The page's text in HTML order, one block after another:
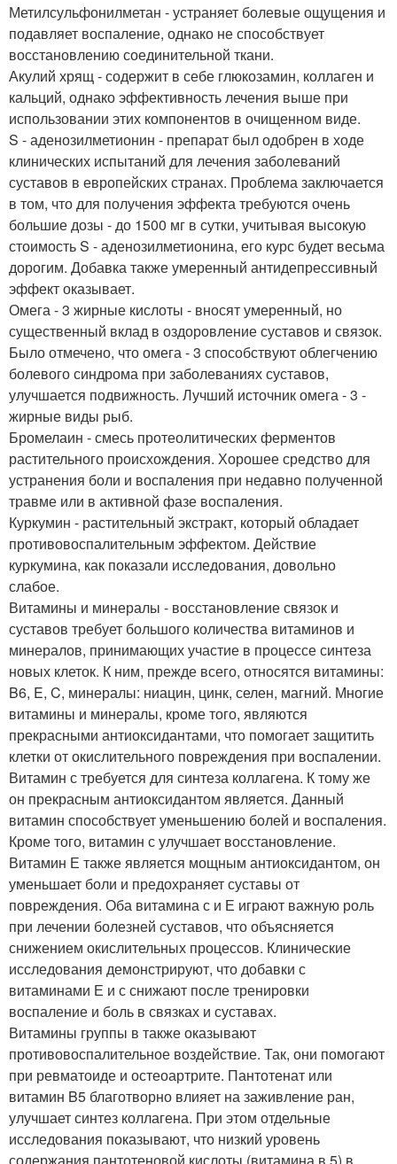
Метилсульфонилметан - устраняет болевые ощущения и
подавляет воспаление, однако не способствует
восстановлению соединительной ткани.
Акулий хрящ - содержит в себе глюкозамин, коллаген и
кальций, однако эффективность лечения выше при
использовании этих компонентов в очищенном виде.
S - аденозилметионин - препарат был одобрен в ходе
клинических испытаний для лечения заболеваний
суставов в европейских странах. Проблема заключается
в том, что для получения эффекта требуются очень
большие дозы - до 1500 мг в сутки, учитывая высокую
стоимость S - аденозилметионина, его курс будет весьма
дорогим. Добавка также умеренный антидепрессивный
эффект оказывает.
Омега - 3 жирные кислоты - вносят умеренный, но
существенный вклад в оздоровление суставов и связок.
Было отмечено, что омега - 3 способствуют облегчению
болевого синдрома при заболеваниях суставов,
улучшается подвижность. Лучший источник омега - 3 -
жирные виды рыб.
Бромелаин - смесь протеолитических ферментов
растительного происхождения. Хорошее средство для
устранения боли и воспаления при недавно полученной
травме или в активной фазе воспаления.
Куркумин - растительный экстракт, который обладает
противовоспалительным эффектом. Действие
куркумина, как показали исследования, довольно
слабое.
Витамины и минералы - восстановление связок и
суставов требует большого количества витаминов и
минералов, принимающих участие в процессе синтеза
новых клеток. К ним, прежде всего, относятся витамины:
B6, E, C, минералы: ниацин, цинк, селен, магний. Многие
витамины и минералы, кроме того, являются
прекрасными антиоксидантами, что помогает защитить
клетки от окислительного повреждения при воспалении.
Витамин с требуется для синтеза коллагена. К тому же
он прекрасным антиоксидантом является. Данный
витамин способствует уменьшению болей и воспаления.
Кроме того, витамин с улучшает восстановление.
Витамин Е также является мощным антиоксидантом, он
уменьшает боли и предохраняет суставы от
повреждения. Оба витамина с и Е играют важную роль
при лечении болезней суставов, что объясняется
снижением окислительных процессов. Клинические
исследования демонстрируют, что добавки с
витаминами Е и с снижают после тренировки
воспаление и боль в связках и суставах.
Витамины группы в также оказывают
противовоспалительное воздействие. Так, они помогают
при ревматоиде и остеоартрите. Пантотенат или
витамин B5 благотворно влияет на заживление ран,
улучшает синтез коллагена. При этом отдельные
исследования показывают, что низкий уровень
содержания пантотеновой кислоты (витамина в 5) в